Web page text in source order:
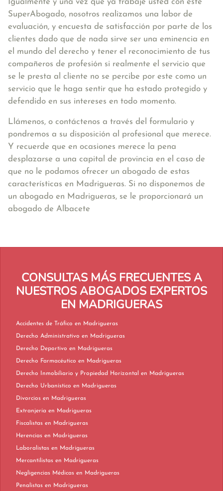
Igualmente y una vez que ya trabaje usted con este
SuperAbogado, nosotros realizamos una labor de
evaluación, y encuesta de satisfacción por parte de los
clientes dado que de nada sirve ser una eminencia en
el mundo del derecho y tener el reconocimiento de tus
compañeros de profesión si realmente el servicio que
se le presta al cliente no se percibe por este como un
servicio que le haga sentir que ha estado protegido y
defendido en sus intereses en todo momento.
Llámenos, o contáctenos a través del formulario y
pondremos a su disposición al profesional que merece.
Y recuerde que en ocasiones merece la pena
desplazarse a una capital de provincia en el caso de
que no le podamos ofrecer un abogado de estas
características en Madrigueras. Si no disponemos de
un abogado en Madrigueras, se le proporcionará un
abogado de Albacete
CONSULTAS MÁS FRECUENTES A
NUESTROS ABOGADOS EXPERTOS
EN MADRIGUERAS
Accidentes de Tráfico en Madrigueras
Derecho Administrativo en Madrigueras
Derecho Deportivo en Madrigueras
Derecho Farmacéutico en Madrigueras
Derecho Inmobiliario y Propiedad Horizontal en Madrigueras
Derecho Urbanístico en Madrigueras
Divorcios en Madrigueras
Extranjería en Madrigueras
Fiscalistas en Madrigueras
Herencias en Madrigueras
Laboralistas en Madrigueras
Mercantilistas en Madrigueras
Negligencias Médicas en Madrigueras
Penalistas en Madrigueras